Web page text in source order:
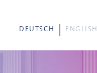
DEUTSCH ENGLISH